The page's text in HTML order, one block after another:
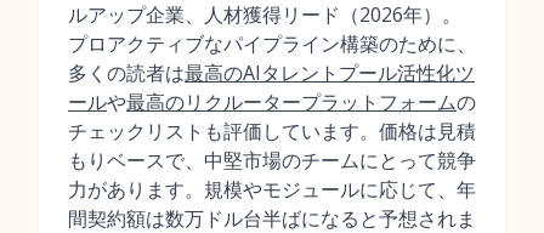
ルアップ企業、人材獲得リード（2026年）。
プロアクティブなパイプライン構築のために、
多くの読者は最高のAIタレントプール活性化ツ
ールや最高のリクルータープラットフォームの
チェックリストも評価しています。価格は見積
もりベースで、中堅市場のチームにとって競争
力があります。規模やモジュールに応じて、年
間契約額は数万ドル台半ばになると予想されま